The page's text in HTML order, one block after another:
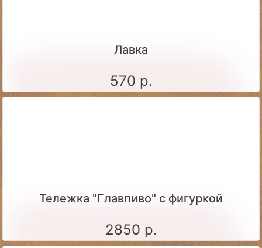
Лавка
570 р.
Тележка "Главпиво" с фигуркой
2850 р.